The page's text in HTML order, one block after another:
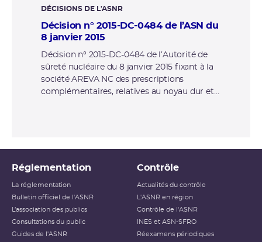
DÉCISIONS DE L'ASNR
Décision n° 2015-DC-0484 de l’ASN du
8 janvier 2015
Décision n° 2015-DC-0484 de l’Autorité de
sûreté nucléaire du 8 janvier 2015 fixant à la
société AREVA NC des prescriptions
complémentaires, relatives au noyau dur et à
Réglementation
La réglementation
Bulletin officiel de l'ASNR
L’association des publics
Consultations du public
Guides de l'ASNR
Contrôle
Actualités du contrôle
L'ASNR en région
Contrôle de l'ASNR
INES et ASN-SFRO
Réexamens périodiques